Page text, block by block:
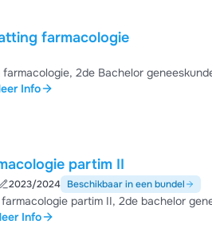
farmacologie
2de Bachelor
Info
partim II
2023/2024 Beschikbaar in een bundel
partim II, 2de bachelor
Info